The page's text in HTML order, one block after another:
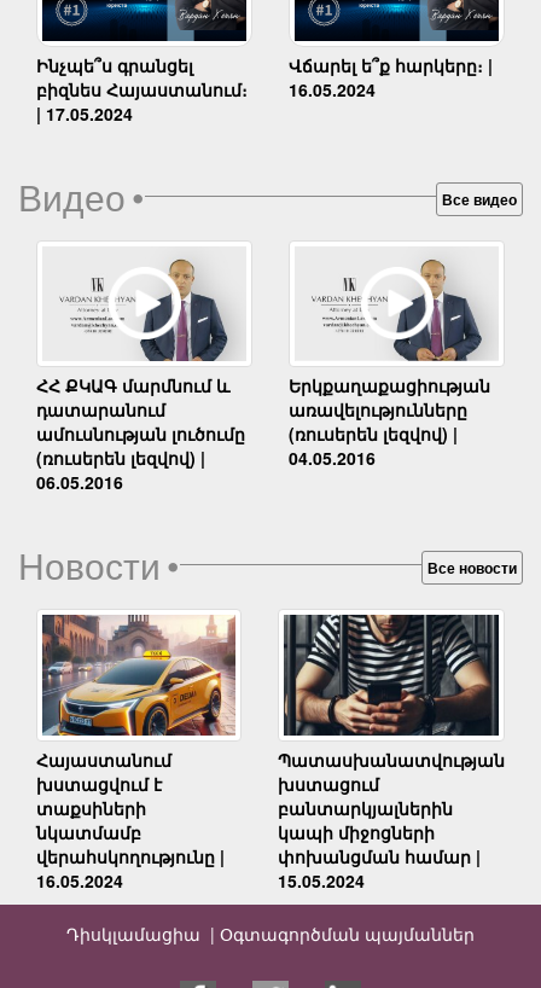
Ինչպե՞ս գրանցել
բիզնես Հայաստանում։
| 17.05.2024
Վճարել ե՞ք հարկերը։ |
16.05.2024
Видео• Все видео
ՀՀ ՔԿԱԳ մարմնում և
դատարանում
ամուսնության լուծումը
(ռուսերեն լեզվով) |
06.05.2016
Երկքաղաքացիության
առավելությունները
(ռուսերեն լեզվով) |
04.05.2016
Новости• Все новости
Հայաստանում
խստացվում է
տաքսիների
նկատմամբ
վերահսկողությունը |
16.05.2024
Պատասխանատվության
խստացում
բանտարկյալներին
կապի միջոցների
փոխանցման համար |
15.05.2024
Դիսկլամացիա | Օգտագործման պայմաններ